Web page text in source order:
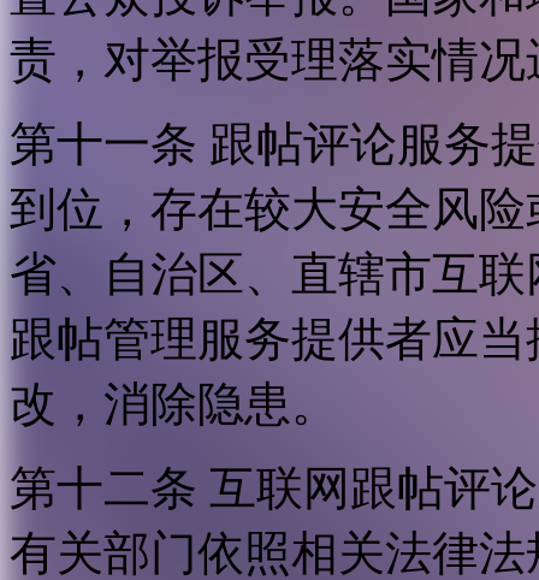
责，对举报受理落实情
第十一条 跟帖评论服务
到位，存在较大安全风
省、自治区、直辖市互
跟帖管理服务提供者应
改，消除隐患。
第十二条 互联网跟帖评
有关部门依照相关法律